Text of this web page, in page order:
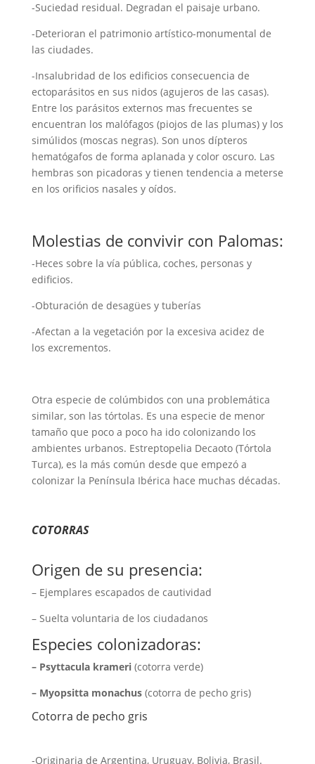
-Suciedad residual. Degradan el paisaje urbano.
-Deterioran el patrimonio artístico-monumental de
las ciudades.
-Insalubridad de los edificios consecuencia de
ectoparásitos en sus nidos (agujeros de las casas).
Entre los parásitos externos mas frecuentes se
encuentran los malófagos (piojos de las plumas) y los
simúlidos (moscas negras). Son unos dípteros
hematógafos de forma aplanada y color oscuro. Las
hembras son picadoras y tienen tendencia a meterse
en los orificios nasales y oídos.
Molestias de convivir con Palomas:
-Heces sobre la vía pública, coches, personas y
edificios.
-Obturación de desagües y tuberías
-Afectan a la vegetación por la excesiva acidez de
los excrementos.
Otra especie de colúmbidos con una problemática
similar, son las tórtolas. Es una especie de menor
tamaño que poco a poco ha ido colonizando los
ambientes urbanos. Estreptopelia Decaoto (Tórtola
Turca), es la más común desde que empezó a
colonizar la Península Ibérica hace muchas décadas.
COTORRAS
Origen de su presencia:
– Ejemplares escapados de cautividad
– Suelta voluntaria de los ciudadanos
Especies colonizadoras:
– Psyttacula krameri(cotorra verde)
– Myopsitta monachus(cotorra de pecho gris)
Cotorra de pecho gris
-Originaria de Argentina, Uruguay, Bolivia, Brasil.